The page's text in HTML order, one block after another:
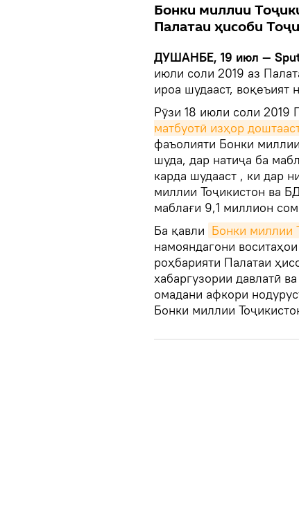
Бонки миллии
Палатаи ҳисоби
ДУШАНБЕ, 19 июл —
июли соли 2019 аз
ироа шудааст, воқеъият
Рӯзи 18 июли соли 2019
матбуотӣ изҳор
фаъолияти Бонки
шуда, дар натиҷа ба
карда шудааст , ки дар
миллии Тоҷикистон ва
маблағи 9,1 миллион
Ба қавли Бонки миллии
намояндагони
роҳбарияти Палатаи
хабаргузории давлатӣ
омадани афкори
Бонки миллии